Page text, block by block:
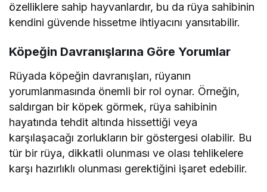
özelliklere sahip hayvanlardır, bu da rüya sahibinin
kendini güvende hissetme ihtiyacını yansıtabilir.
Köpeğin Davranışlarına Göre Yorumlar
Rüyada köpeğin davranışları, rüyanın
yorumlanmasında önemli bir rol oynar. Örneğin,
saldırgan bir köpek görmek, rüya sahibinin
hayatında tehdit altında hissettiği veya
karşılaşacağı zorlukların bir göstergesi olabilir. Bu
tür bir rüya, dikkatli olunması ve olası tehlikelere
karşı hazırlıklı olunması gerektiğini işaret edebilir.